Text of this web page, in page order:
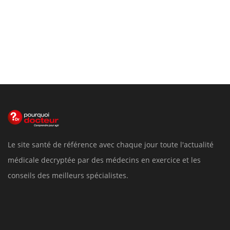
Le site santé de référence avec chaque jour toute l'actualité
médicale decryptée par des médecins en exercice et les
conseils des meilleurs spécialistes.